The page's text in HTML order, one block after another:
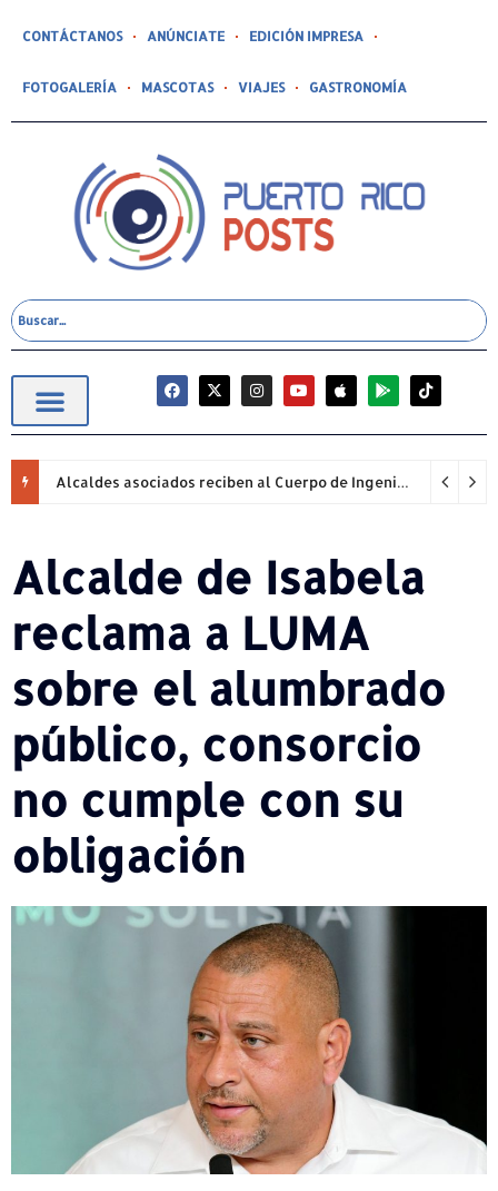
CONTÁCTANOS ANÚNCIATE EDICIÓN IMPRESA
FOTOGALERÍA MASCOTAS VIAJES GASTRONOMÍA
Alcaldes asociados reciben al Cuerpo de Ingenieros (USACE) para proyectos pendientes.
Alcalde de Isabela
reclama a LUMA
sobre el alumbrado
público, consorcio
no cumple con su
obligación